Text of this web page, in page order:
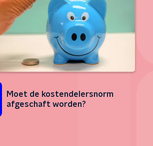
Moet de kostendelersnorm
afgeschaft worden?